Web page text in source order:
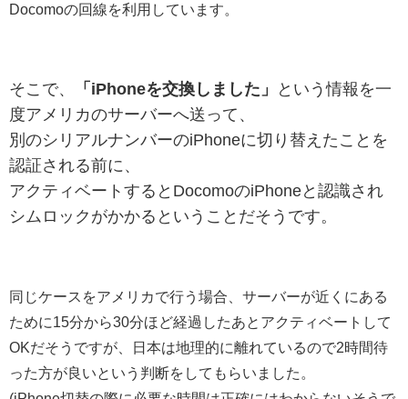
Docomoの回線を利用しています。
そこで、 「iPhoneを交換しました」
という情報を一
度アメリカのサーバーへ送って、
別のシリアルナンバーのiPhoneに切り替えたことを
認証される前に、
アクティベートするとDocomoのiPhoneと認識され
シムロックがかかるということだそうです。
同じケースをアメリカで行う場合、サーバーが近くにある
ために15分から30分ほど経過したあとアクティベートして
OKだそうですが、日本は地理的に離れているので2時間待
った方が良いという判断をしてもらいました。